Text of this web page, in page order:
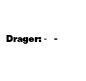
Drager:- -